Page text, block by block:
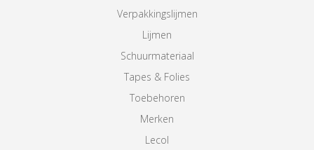
Verpakkingslijmen
Lijmen
Schuurmateriaal
Tapes & Folies
Toebehoren
Merken
Lecol